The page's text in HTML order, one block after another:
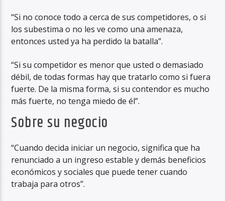
“Si no conoce todo a cerca de sus competidores, o si
los subestima o no les ve como una amenaza,
entonces usted ya ha perdido la batalla”.
“Si su competidor es menor que usted o demasiado
débil, de todas formas hay que tratarlo como si fuera
fuerte. De la misma forma, si su contendor es mucho
más fuerte, no tenga miedo de él”.
Sobre su negocio
“Cuando decida iniciar un negocio, significa que ha
renunciado a un ingreso estable y demás beneficios
económicos y sociales que puede tener cuando
trabaja para otros”.